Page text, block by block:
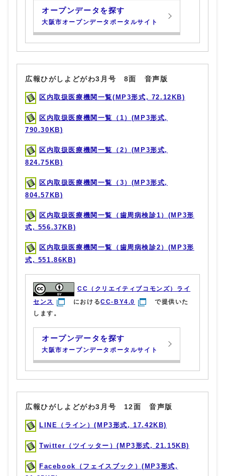
オープンデータを探す
大阪市オープンデータポータルサイト
広報ひがしよどがわ3月号 8面 音声版
区内取扱医療機関一覧(MP3形式, 72.12KB)
区内取扱医療機関一覧（1）(MP3形式,
790.30KB)
区内取扱医療機関一覧（2）(MP3形式,
824.75KB)
区内取扱医療機関一覧（3）(MP3形式,
804.57KB)
区内取扱医療機関一覧（歯周病検診1）(MP3形
式, 556.37KB)
区内取扱医療機関一覧（歯周病検診2）(MP3形
式, 551.86KB)
CC（クリエイティブコモンズ）ライ
センス
におけるCC-BY4.0
で提供いた
します。
オープンデータを探す
大阪市オープンデータポータルサイト
広報ひがしよどがわ3月号 12面 音声版
LINE（ライン）(MP3形式, 17.42KB)
Twitter（ツイッター）(MP3形式, 21.15KB)
Facebook（フェイスブック）(MP3形式,